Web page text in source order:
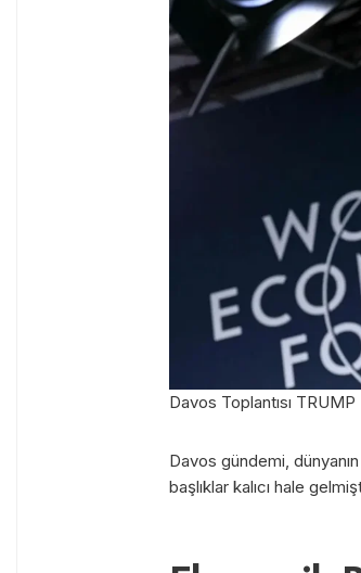
Davos Toplantısı TRUMP
Davos gündemi,
başlıklar kalıcı hale